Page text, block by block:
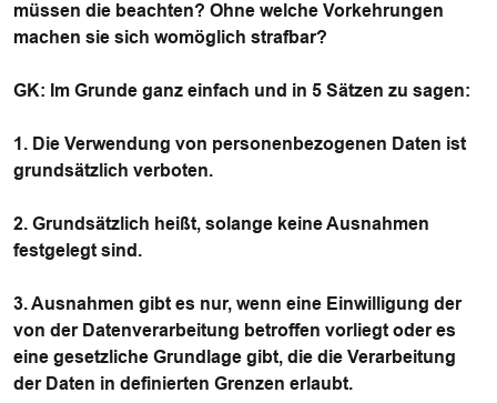
müssen die beachten? Ohne welche Vorkehrungen
machen sie sich womöglich strafbar?
GK: Im Grunde ganz einfach und in 5 Sätzen zu sagen:
1. Die Verwendung von personenbezogenen Daten ist
grundsätzlich verboten.
2. Grundsätzlich heißt, solange keine Ausnahmen
festgelegt sind.
3. Ausnahmen gibt es nur, wenn eine Einwilligung der
von der Datenverarbeitung betroffen vorliegt oder es
eine gesetzliche Grundlage gibt, die die Verarbeitung
der Daten in definierten Grenzen erlaubt.